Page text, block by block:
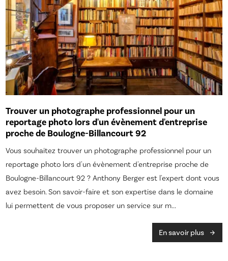
Trouver un photographe professionnel pour un
reportage photo lors d'un évènement d'entreprise
proche de Boulogne-Billancourt 92
Vous souhaitez trouver un photographe professionnel pour un
reportage photo lors d'un évènement d'entreprise proche de
Boulogne-Billancourt 92 ? Anthony Berger est l'expert dont vous
avez besoin. Son savoir-faire et son expertise dans le domaine
lui permettent de vous proposer un service sur m...
En savoir plus